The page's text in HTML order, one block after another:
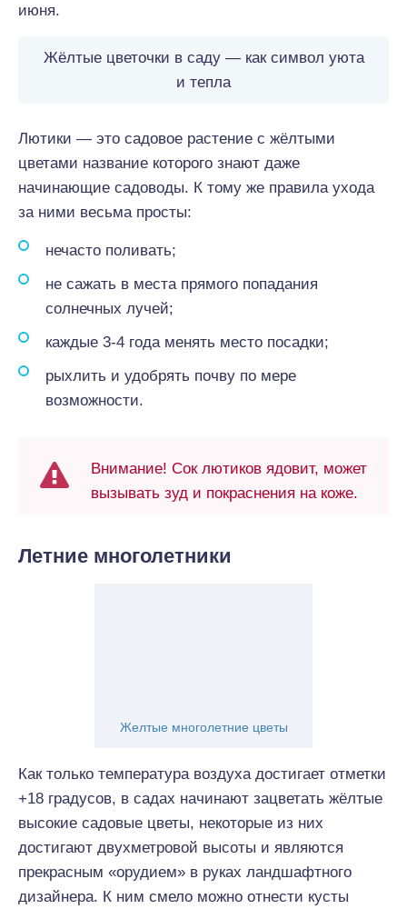
июня.
Жёлтые цветочки в саду — как символ уюта
и тепла
Лютики — это садовое растение с жёлтыми
цветами название которого знают даже
начинающие садоводы. К тому же правила ухода
за ними весьма просты:
нечасто поливать;
не сажать в места прямого попадания
солнечных лучей;
каждые 3-4 года менять место посадки;
рыхлить и удобрять почву по мере
возможности.
Внимание! Сок лютиков ядовит, может
вызывать зуд и покраснения на коже.
Летние многолетники
Желтые многолетние цветы
Как только температура воздуха достигает отметки
+18 градусов, в садах начинают зацветать жёлтые
высокие садовые цветы, некоторые из них
достигают двухметровой высоты и являются
прекрасным «орудием» в руках ландшафтного
дизайнера. К ним смело можно отнести кусты